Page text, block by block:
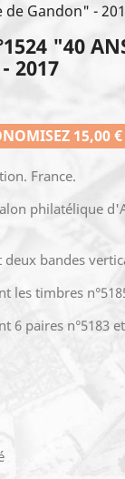
de Gandon" -
"40
2017
15,00 €
France.
philatélique
deux bandes
les timbres
6 paires n°5183